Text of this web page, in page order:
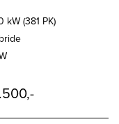
kW (381 PK)